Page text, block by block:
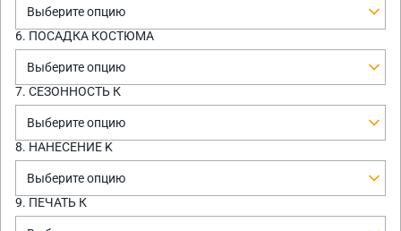
Выберите опцию
6. ПОСАДКА КОСТЮМА
Выберите опцию
7. СЕЗОННОСТЬ К
Выберите опцию
8. НАНЕСЕНИЕ K
Выберите опцию
9. ПЕЧАТЬ К